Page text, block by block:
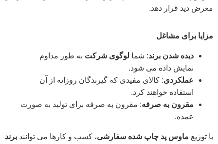
معرض دید قرار دهد.
مزایا برای مشاغل
دیده شدن برند: شما لوگوی شرکت به طور مداوم
نمایش داده می شود.
عملکردی: کالای مفیدی که گیرندگان روزانه از آن
استفاده خواهند کرد.
مقرون به صرفه: مقرون به صرفه برای تولید به صورت
عمده.
با توزیع ماوس پد چاپ شده سفارشی، کسب و کارها می توانند برند